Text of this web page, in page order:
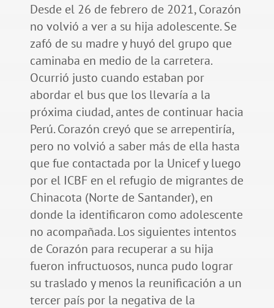
Desde el 26 de febrero de 2021, Corazón
no volvió a ver a su hija adolescente. Se
zafó de su madre y huyó del grupo que
caminaba en medio de la carretera.
Ocurrió justo cuando estaban por
abordar el bus que los llevaría a la
próxima ciudad, antes de continuar hacia
Perú. Corazón creyó que se arrepentiría,
pero no volvió a saber más de ella hasta
que fue contactada por la Unicef y luego
por el ICBF en el refugio de migrantes de
Chinacota (Norte de Santander), en
donde la identificaron como adolescente
no acompañada. Los siguientes intentos
de Corazón para recuperar a su hija
fueron infructuosos, nunca pudo lograr
su traslado y menos la reunificación a un
tercer país por la negativa de la